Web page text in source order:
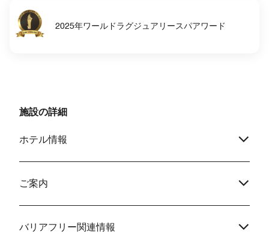
2025年ワールドラグジュアリースパアワード
施設の詳細
ホテル情報
ご案内
バリアフリー関連情報